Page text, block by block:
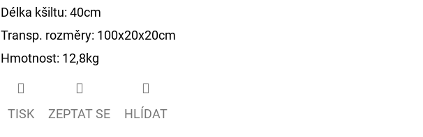
Délka kšiltu: 40cm
Transp. rozměry: 100x20x20cm
Hmotnost: 12,8kg
TISK ZEPTAT SE HLÍDAT